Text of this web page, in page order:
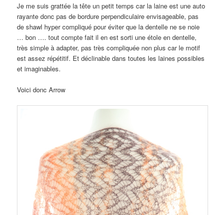
Je me suis grattée la tête un petit temps car la laine est une auto
rayante donc pas de bordure perpendiculaire envisageable, pas
de shawl hyper compliqué pour éviter que la dentelle ne se noie
… bon …. tout compte fait il en est sorti une étole en dentelle,
très simple à adapter, pas très compliquée non plus car le motif
est assez répétitif. Et déclinable dans toutes les laines possibles
et imaginables.
Voici donc Arrow